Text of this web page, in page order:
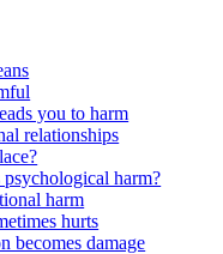
you to harm
relationships
psychological harm?
harm
hurts
becomes damage